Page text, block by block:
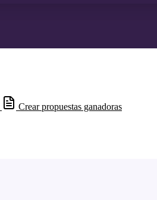
Crear propuestas ganadoras